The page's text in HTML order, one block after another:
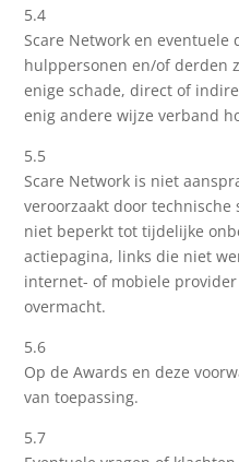
5.4
Scare Network en eventuele
hulppersonen en/of derden
enige schade, direct of
enig andere wijze verband
5.5
Scare Network is niet
veroorzaakt door
niet beperkt tot tijdelijke
actiepagina, links die niet
internet- of mobiele
overmacht.
5.6
Op de Awards en deze
van toepassing.
5.7